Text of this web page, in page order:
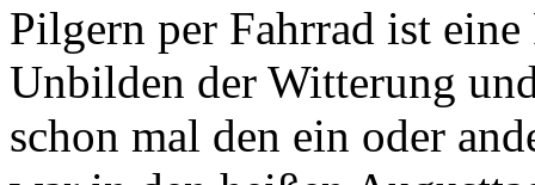
Pilgern per Fahrrad ist
Unbilden der Witterung
schon mal den ein oder